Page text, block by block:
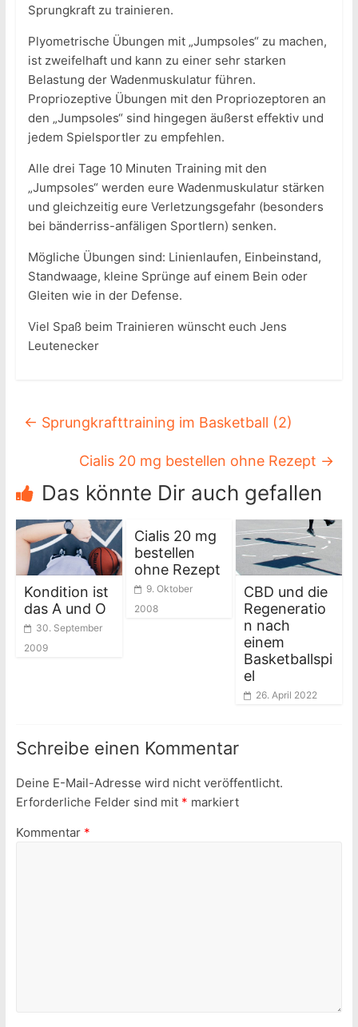
Sprungkraft zu trainieren.
Plyometrische Übungen mit „Jumpsoles“ zu machen,
ist zweifelhaft und kann zu einer sehr starken
Belastung der Wadenmuskulatur führen.
Propriozeptive Übungen mit den Propriozeptoren an
den „Jumpsoles“ sind hingegen äußerst effektiv und
jedem Spielsportler zu empfehlen.
Alle drei Tage 10 Minuten Training mit den
„Jumpsoles“ werden eure Wadenmuskulatur stärken
und gleichzeitig eure Verletzungsgefahr (besonders
bei bänderriss-anfäligen Sportlern) senken.
Mögliche Übungen sind: Linienlaufen, Einbeinstand,
Standwaage, kleine Sprünge auf einem Bein oder
Gleiten wie in der Defense.
Viel Spaß beim Trainieren wünscht euch Jens
Leutenecker
← Sprungkrafttraining im Basketball (2)
Cialis 20 mg bestellen ohne Rezept →
Das könnte Dir auch gefallen
Kondition ist
das A und O
30. September
2009
Cialis 20 mg
bestellen
ohne Rezept
9. Oktober
2008
CBD und die
Regeneratio
n nach
einem
Basketballspi
el
26. April 2022
Schreibe einen Kommentar
Deine E-Mail-Adresse wird nicht veröffentlicht.
Erforderliche Felder sind mit * markiert
Kommentar *